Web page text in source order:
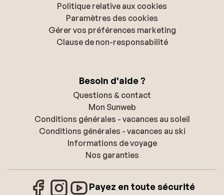
Politique relative aux cookies
Paramètres des cookies
Gérer vos préférences marketing
Clause de non-responsabilité
Besoin d'aide ?
Questions & contact
Mon Sunweb
Conditions générales - vacances au soleil
Conditions générales - vacances au ski
Informations de voyage
Nos garanties
Payez en toute sécurité